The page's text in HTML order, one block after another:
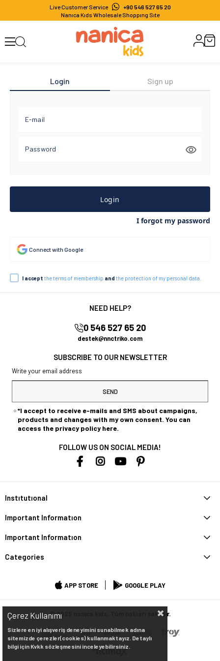
Live Customer Service
+90 546 527 65 20
Nanıca Kıds Wholesale Shoppıng Sıte
Login Sign up
E-mail
Password
Login
I forgot my password
Connect with Google
I accept the terms of membership and the protection of my personal data.
NEED HELP?
0 546 527 65 20
destek@nnctriko.com
SUBSCRIBE TO OUR NEWSLETTER
SEND
*I accept to receive e-mails and SMS about campaigns,
products and changes with my own consent. You can
access the privacy policy here.
FOLLOW US ON SOCIAL MEDIA!
Instıtutıonal
Important Informatıon
Important Informatıon
Categories
APP STORE GOOGLE PLAY
© 2025 nanica kids. Tüm hakları saklıdır.
Çerez Kullanımı
Sizlere en iyi alışveriş deneyimini sunabilmek adına
sitemizde çerezler(cookies) kullanmaktayız. Detaylı
bilgi için Kvkk sözleşmesini inceleyebilirsiniz.